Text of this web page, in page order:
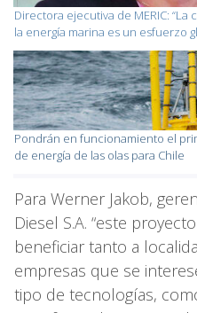
Directora ejecutiva de MERIC:
la energía marina es un esfuerzo
Pondrán en funcionamiento el
de energía de las olas para Chile
Para Werner Jakob,
Diesel S.A. “este
beneficiar tanto a
empresas que se
tipo de tecnologías,